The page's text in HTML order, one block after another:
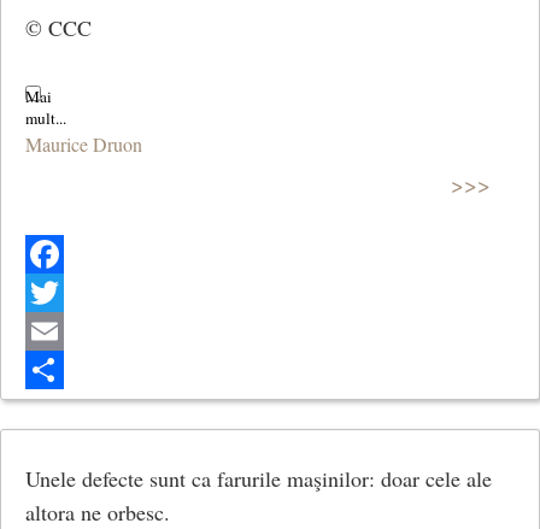
© CCC
Maurice Druon
>>>
Facebook
Twitter
Email
Share
Unele defecte sunt ca farurile maşinilor: doar cele ale
altora ne orbesc.